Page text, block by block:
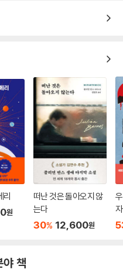
가의 대표작 세 편을 한꺼번에
동안 정성 들여 준비한 선물임이
에 맞선 자아 탐구의 모험
거머쥔 「오기 마치의 모험」은
솔 벨로 스스로도 “이것이 세 번
애착이 가는 작품”이라고 말할
당했다. 주인공 오기 마치의 인
만한 가치가 있는지 확인시켜 주
작한 이 작품은 두 가지 주제, 즉
상에 태어나 방황해야만 한다
러싼 존재의 벽을 뚫고 완전한
실존적 딜레마를 취급하고 있다.
형 사이먼, 지적장애아 동생 조
리
원
떠난 것은 돌아오지 않
는다
30% 12,600원
야 책